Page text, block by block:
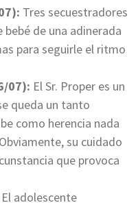
Tres secuestradores
de una adinerada
para seguirle el ritmo
07): El Sr. Proper es un
queda un tanto
como herencia nada
su cuidado
que provoca
El adolescente